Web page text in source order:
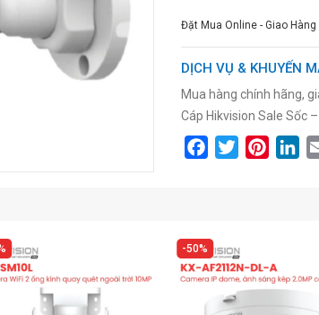
Đặt Mua Online - Giao
DỊCH VỤ & KHUYẾN
Mua hàng chính hãng,
Cáp Hikvision Sale Sốc –
FacebookTwitter
50%